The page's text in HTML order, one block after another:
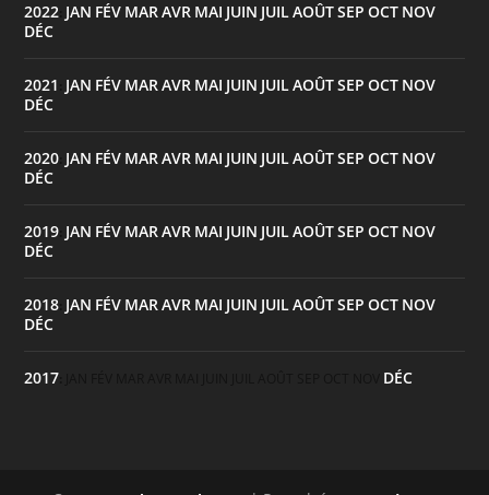
2022 JAN FÉV MARAVR MAI JUIN JUILAOÛTSEP OCT NOV
DÉC
2021 JAN FÉV MARAVR MAI JUIN JUILAOÛTSEP OCT NOV
DÉC
2020 JAN FÉV MARAVR MAI JUIN JUILAOÛTSEP OCT NOV
DÉC
2019 JAN FÉV MARAVR MAI JUIN JUILAOÛTSEP OCT NOV
DÉC
2018 JAN FÉV MARAVR MAI JUIN JUILAOÛTSEP OCT NOV
DÉC
2017 DÉC